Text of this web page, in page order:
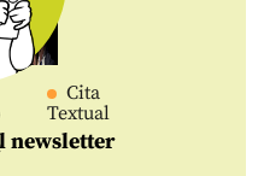
Cita
Textual
newsletter